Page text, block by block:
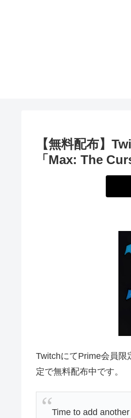
【無料配布】
「Max: The
TwitchにてPrime会員限
定で無料配布中です。
Time to add